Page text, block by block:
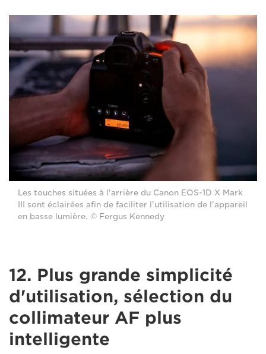
Les touches situées à l'arrière du Canon EOS-1D X Mark
III sont éclairées afin de faciliter l'utilisation de l'appareil
en basse lumière. © Fergus Kennedy
12. Plus grande simplicité
d'utilisation, sélection du
collimateur AF plus
intelligente